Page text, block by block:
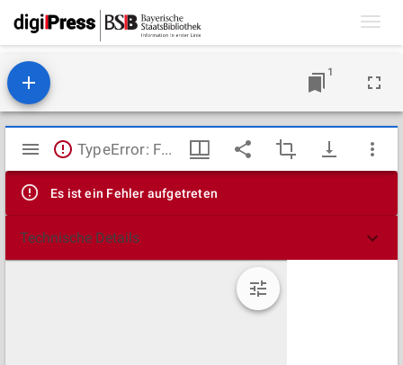
1
Mirador
Viewer
TypeError: Failed to fetch
Es ist ein Fehler aufgetreten
Technische Details